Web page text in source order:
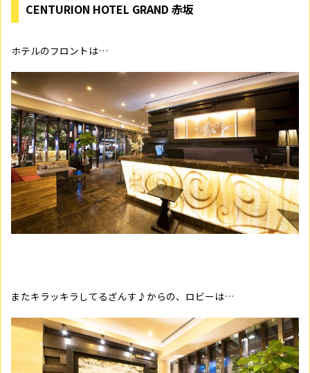
CENTURION HOTEL GRAND 赤坂
ホテルのフロントは…
またキラッキラしてるざんす♪からの、ロビーは…